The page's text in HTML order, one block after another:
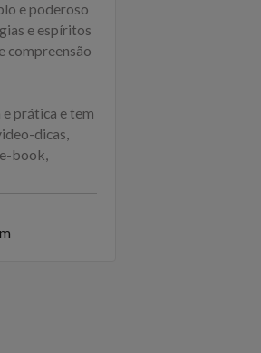
e poderoso
e espíritos
compreensão
e prática e tem
dicas,
book,